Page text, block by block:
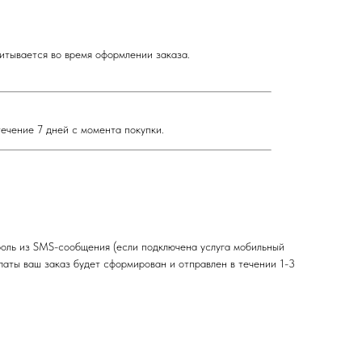
во время оформлении заказа.
7 дней с момента покупки.
из SMS-сообщения (если подключена услуга мобильный
ваш заказ будет сформирован и отправлен в течении 1-3